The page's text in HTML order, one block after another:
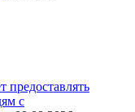
предоставлять
с